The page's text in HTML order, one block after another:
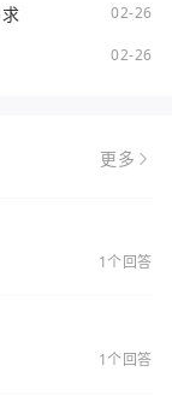
02-26
02-26
更多
1个回答
1个回答